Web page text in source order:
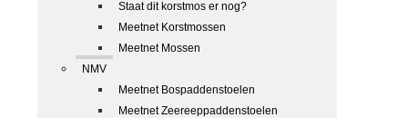
Staat dit korstmos er nog?
Meetnet Korstmossen
Meetnet Mossen
NMV
Meetnet Bospaddenstoelen
Meetnet Zeereeppaddenstoelen